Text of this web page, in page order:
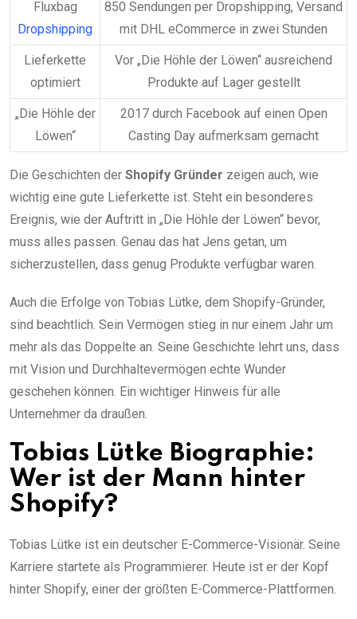
Fluxbag
Dropshipping
850 Sendungen per Dropshipping, Versand
mit DHL eCommerce in zwei Stunden
Lieferkette
optimiert
Vor „Die Höhle der Löwen“ ausreichend
Produkte auf Lager gestellt
„Die Höhle der
Löwen“
2017 durch Facebook auf einen Open
Casting Day aufmerksam gemacht
Die Geschichten der Shopify Gründer zeigen auch, wie
wichtig eine gute Lieferkette ist. Steht ein besonderes
Ereignis, wie der Auftritt in „Die Höhle der Löwen“ bevor,
muss alles passen. Genau das hat Jens getan, um
sicherzustellen, dass genug Produkte verfügbar waren.
Auch die Erfolge von Tobias Lütke, dem Shopify-Gründer,
sind beachtlich. Sein Vermögen stieg in nur einem Jahr um
mehr als das Doppelte an. Seine Geschichte lehrt uns, dass
mit Vision und Durchhaltevermögen echte Wunder
geschehen können. Ein wichtiger Hinweis für alle
Unternehmer da draußen.
Tobias Lütke Biographie:
Wer ist der Mann hinter
Shopify?
Tobias Lütke ist ein deutscher E-Commerce-Visionär. Seine
Karriere startete als Programmierer. Heute ist er der Kopf
hinter Shopify, einer der größten E-Commerce-Plattformen.